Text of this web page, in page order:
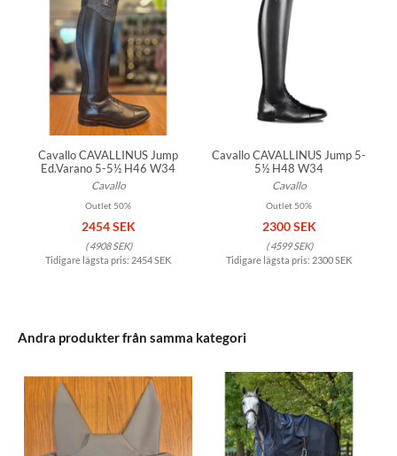
Cavallo CAVALLINUS Jump
Ed.Varano 5-5½ H46 W34
Cavallo
Outlet 50%
2454 SEK
(4908 SEK)
Tidigare lägsta pris: 2454 SEK
Cavallo CAVALLINUS Jump 5-
5½ H48 W34
Cavallo
Outlet 50%
2300 SEK
(4599 SEK)
Tidigare lägsta pris: 2300 SEK
Andra produkter från samma kategori